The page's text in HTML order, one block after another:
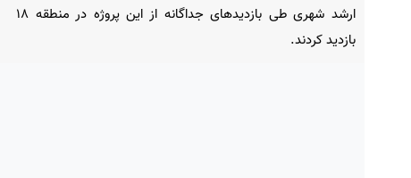
ارشد شهری طی بازدیدهای جداگانه از این پروژه در منطقه ۱۸
بازدید کردند.